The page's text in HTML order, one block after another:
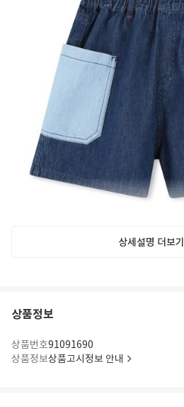
상세설명 더보기
상품정보
상품번호91091690
상품정보상품고시정보 안내